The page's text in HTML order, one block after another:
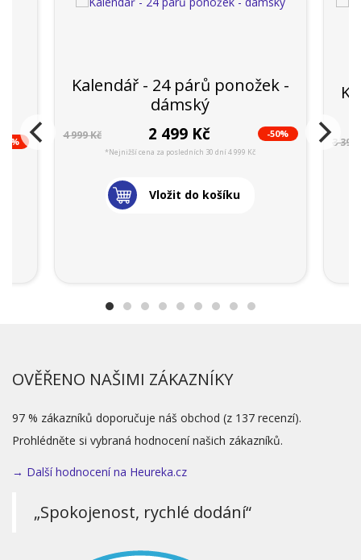
Kalendář - 24 párů ponožek -
dámský
4 999 Kč 2 499 Kč -50%
*Nejnižší cena za posledních 30 dní 4 999 Kč
Vložit do košíku
3 399
OVĚŘENO NAŠIMI ZÁKAZNÍKY
97 % zákazníků doporučuje náš obchod (z 137 recenzí).
Prohlédněte si vybraná hodnocení našich zákazníků.
→ Další hodnocení na Heureka.cz
„Spokojenost, rychlé dodání“